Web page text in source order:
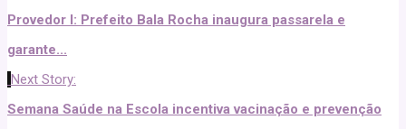
Provedor I: Prefeito Bala Rocha inaugura passarela e
garante...
Next Story:
Semana Saúde na Escola incentiva vacinação e prevenção